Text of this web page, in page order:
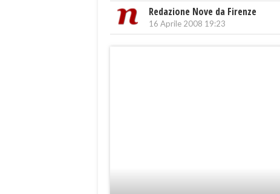
Redazione Nove da Firenze
16 Aprile 2008 19:23